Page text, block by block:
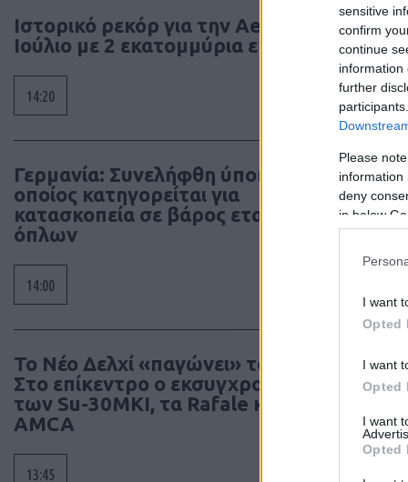
sensitive
confirm
continue
information
further
Please
information
deny
in below
I want
Opted
I want
Opted
I want
Opted
Ιστορικό ρεκόρ για την Aegean τον
Ιούλιο με 2 εκατομμύρια επιβάτες
14:20
Γερμανία: Συνελήφθη ύποπτος ο
οποίος κατηγορείται για
κατασκοπεία σε βάρος εταιρίας
όπλων
14:00
Το Νέο Δελχί «παγώνει» το Su-57E –
Στο επίκεντρο ο εκσυγχρονισμός
των Su-30MKI, τα Rafale και το
AMCA
13:45